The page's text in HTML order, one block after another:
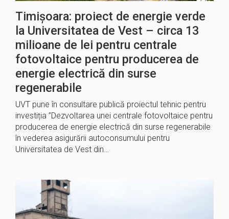
Timișoara: proiect de energie verde
la Universitatea de Vest – circa 13
milioane de lei pentru centrale
fotovoltaice pentru producerea de
energie electrică din surse
regenerabile
UVT pune în consultare publică proiectul tehnic pentru
investiția ”Dezvoltarea unei centrale fotovoltaice pentru
producerea de energie electrică din surse regenerabile
în vederea asigurării autoconsumului pentru
Universitatea de Vest din…